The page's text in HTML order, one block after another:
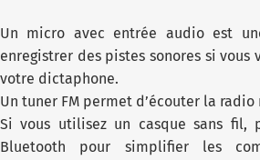
Un micro avec entrée audio est
enregistrer des pistes sonores si vous
votre dictaphone.
Un tuner FM permet d’écouter la radio
Si vous utilisez un casque sans fil,
Bluetooth pour simplifier les